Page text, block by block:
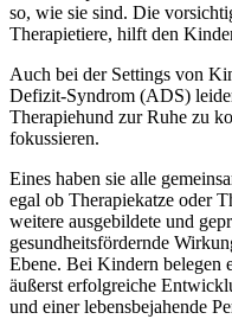
so, wie sie sind. Die
Therapietiere, hilft den
Auch bei der Settings von
Defizit-Syndrom (ADS)
Therapiehund zur Ruhe zu
fokussieren.
Eines haben sie alle
egal ob Therapiekatze oder
weitere ausgebildete und
gesundheitsfördernde
Ebene. Bei Kindern belegen
äußerst erfolgreiche
und einer lebensbejahende